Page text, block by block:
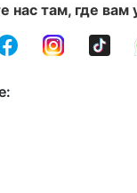
нас там, где вам